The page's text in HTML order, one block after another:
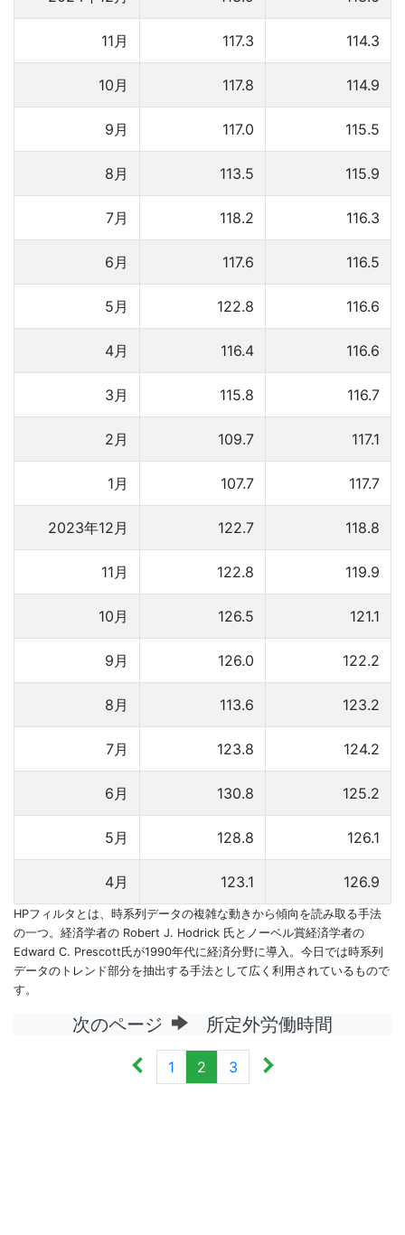
11月 117.3 114.3
10月 117.8 114.9
9月 117.0 115.5
8月 113.5 115.9
7月 118.2 116.3
6月 117.6 116.5
5月 122.8 116.6
4月 116.4 116.6
3月 115.8 116.7
2月 109.7 117.1
1月 107.7 117.7
2023年12月 122.7 118.8
11月 122.8 119.9
10月 126.5 121.1
9月 126.0 122.2
8月 113.6 123.2
7月 123.8 124.2
6月 130.8 125.2
5月 128.8 126.1
4月 123.1 126.9
HPフィルタとは、時系列データの複雑な動きから傾向を読み取る手法
の一つ。経済学者の Robert J. Hodrick 氏とノーベル賞経済学者の
Edward C. Prescott氏が1990年代に経済分野に導入。今日では時系列
データのトレンド部分を抽出する手法として広く利用されているもので
す。
次のページ 所定外労働時間
1 2 3